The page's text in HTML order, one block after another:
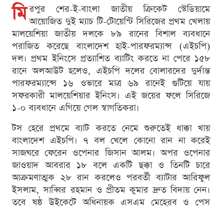
মি রপুর শের-ই-বাংলা জাতীয় ক্রিকেট স্টেডিয়ামে
আয়োজিত দুই ম্যাচ টি-টোয়েন্টি সিরিজের প্রথম খেলায়
মালয়েশিয়া জাতীয় দলকে ৮৯ রানের বিশাল ব্যবধানে
পরাজিত করেছে বাংলাদেশ হাই-পারফরম্যান্স (এইচপি)
দল। প্রথম ইনিংসে প্রত্যাশিত ব্যাটিং করতে না পেরে ১৫৮
রানে অলআউট হলেও, এইচপি দলের বোলারদের দুর্দান্ত
পারফরম্যান্সে ১৬ ওভারে মাত্র ৬৯ রানেই গুটিয়ে যায়
সফরকারী মালয়েশিয়ার ইনিংস। এই জয়ের ফলে সিরিজে
১-০ ব্যবধানে এগিয়ে গেল স্বাগতিকরা।
টস হেরে প্রথমে ব্যাট করতে নেমে শুরুতেই ধাক্কা খায়
বাংলাদেশ এইচপি। ৭ বল খেলে কোনো রান না করেই
সাজঘরে ফেরেন ওপেনার জিসান আলম। অপর ওপেনার
জাওয়াদ আবরার ১৮ বলে একটি ছক্কা ও তিনটি চারে
আক্রমণাত্মক ২৮ রান করলেও পরবর্তী ব্যাটার আরিফুল
ইসলাম, সাব্বির রহমান ও প্রীতম কুমার দ্রুত বিদায় নেন।
তবে ষষ্ঠ উইকেটে অধিনায়ক এসএম মেহেরব ও পেস